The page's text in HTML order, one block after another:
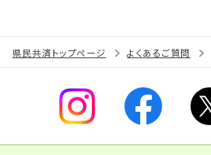
県民共済トップページ よくあるご質問